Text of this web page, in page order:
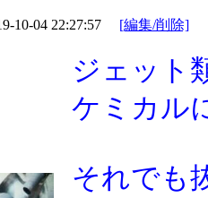
10-04 22:27:57 [編集/削除]
ジェット
ケミカル
それでも